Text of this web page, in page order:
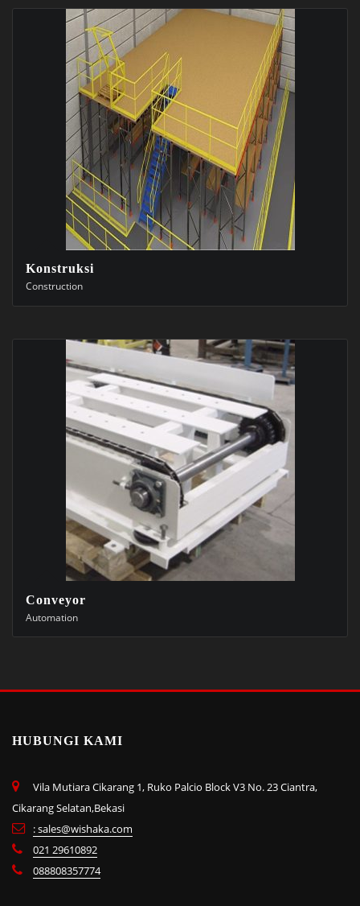
Konstruksi
Construction
Conveyor
Automation
HUBUNGI KAMI
Vila Mutiara Cikarang 1, Ruko Palcio Block V3 No. 23 Ciantra,
Cikarang Selatan,Bekasi
: sales@wishaka.com
021 29610892
088808357774